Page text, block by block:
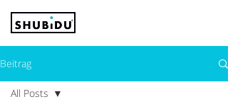
Beitrag
All Posts